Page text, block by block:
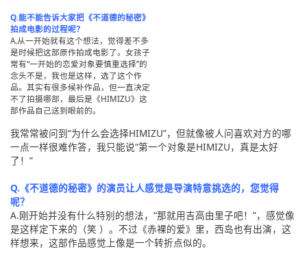
Q.能不能告诉大家把《不道德的秘密》
拍成电影的过程呢？
A.从一开始就有这个想法，觉得差不多
是时候把这部原作拍成电影了。女孩子
常有“一开始的恋爱对象要慎重选择”的
念头不是，我也是这样，选了这个作
品。其实有很多候补作品，但一直决定
不了拍摄哪部，最后是《HIMIZU》这
部作品自己送到眼前的。
我常常被问到“为什么会选择HIMIZU”，但就像被人问喜欢对方的哪
一点一样很难作答，我只能说“第一个对象是HIMIZU，真是太好
了！”
Q.《不道德的秘密》的演员让人感觉是导演特意挑选的，您觉得
呢？
A.刚开始并没有什么特别的想法，“那就用吉高由里子吧！”，感觉像
是这样定下来的（笑 ）。不过《赤裸的爱》里，西岛也有出演，这
样想来，这部作品感觉上像是一个转折点似的。